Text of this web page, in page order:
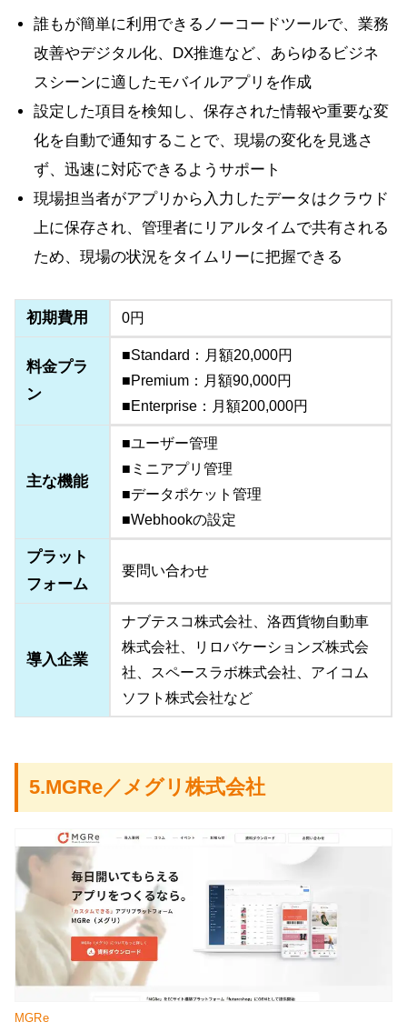
誰もが簡単に利用できるノーコードツールで、業務
改善やデジタル化、DX推進など、あらゆるビジネ
スシーンに適したモバイルアプリを作成
設定した項目を検知し、保存された情報や重要な変
化を自動で通知することで、現場の変化を見逃さ
ず、迅速に対応できるようサポート
現場担当者がアプリから入力したデータはクラウド
上に保存され、管理者にリアルタイムで共有される
ため、現場の状況をタイムリーに把握できる
初期費用 0円
料金プラ
ン
■Standard：月額20,000円
■Premium：月額90,000円
■Enterprise：月額200,000円
主な機能
■ユーザー管理
■ミニアプリ管理
■データポケット管理
■Webhookの設定
プラット
フォーム
要問い合わせ
導入企業
ナブテスコ株式会社、洛西貨物自動車
株式会社、リロバケーションズ株式会
社、スペースラボ株式会社、アイコム
ソフト株式会社など
5.MGRe／メグリ株式会社
MGRe